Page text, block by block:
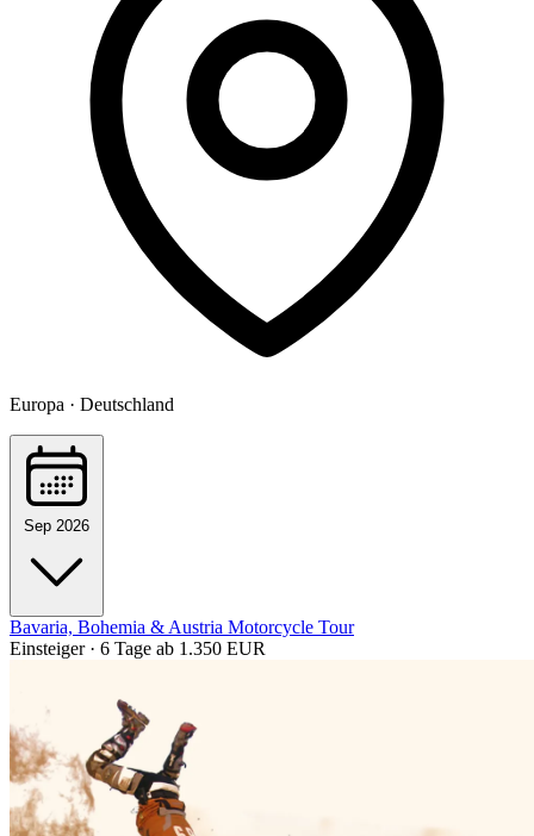
Europa · Deutschland
Sep 2026
Bavaria, Bohemia & Austria Motorcycle Tour
Einsteiger · 6 Tage ab 1.350 EUR